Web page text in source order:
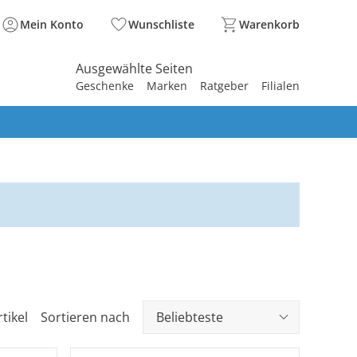
Mein Konto Wunschliste Warenkorb
Ausgewählte Seiten
Geschenke Marken Ratgeber Filialen
Sortieren nach